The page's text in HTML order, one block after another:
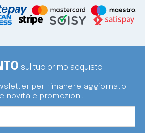
sul tuo primo acquisto
per rimanere aggiornato
novità e promozioni.